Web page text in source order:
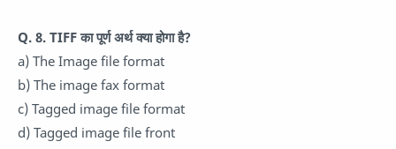
Q. 8. TIFF का पूर्ण अर्थ क्या होगा है?
a) The Image file format
b) The image fax format
c) Tagged image file format
d) Tagged image file front